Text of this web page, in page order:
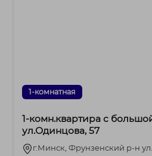
1-комнатная
1-комн.квартира с
ул.Одинцова, 57
г.Минск, Фрунзенский р-н